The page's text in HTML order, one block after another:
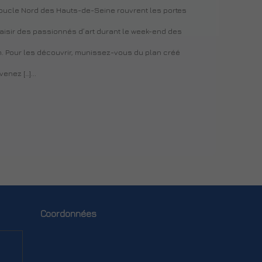
Nord des Hauts-de-Seine rouvrent les portes
des passionnés d’art durant le week-end des
h. Pour les découvrir, munissez-vous du plan créé
[…]...
Coordonnées